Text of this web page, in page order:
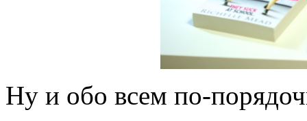
Ну и обо всем по-